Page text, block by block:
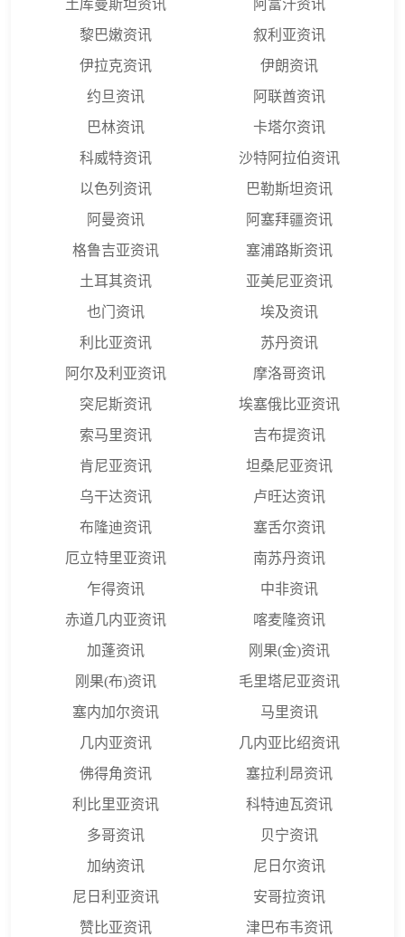
土库曼斯坦资讯
阿富汗资讯
黎巴嫩资讯
叙利亚资讯
伊拉克资讯
伊朗资讯
约旦资讯
阿联酋资讯
巴林资讯
卡塔尔资讯
科威特资讯
沙特阿拉伯资讯
以色列资讯
巴勒斯坦资讯
阿曼资讯
阿塞拜疆资讯
格鲁吉亚资讯
塞浦路斯资讯
土耳其资讯
亚美尼亚资讯
也门资讯
埃及资讯
利比亚资讯
苏丹资讯
阿尔及利亚资讯
摩洛哥资讯
突尼斯资讯
埃塞俄比亚资讯
索马里资讯
吉布提资讯
肯尼亚资讯
坦桑尼亚资讯
乌干达资讯
卢旺达资讯
布隆迪资讯
塞舌尔资讯
厄立特里亚资讯
南苏丹资讯
乍得资讯
中非资讯
赤道几内亚资讯
喀麦隆资讯
加蓬资讯
刚果(金)资讯
刚果(布)资讯
毛里塔尼亚资讯
塞内加尔资讯
马里资讯
几内亚资讯
几内亚比绍资讯
佛得角资讯
塞拉利昂资讯
利比里亚资讯
科特迪瓦资讯
多哥资讯
贝宁资讯
加纳资讯
尼日尔资讯
尼日利亚资讯
安哥拉资讯
赞比亚资讯
津巴布韦资讯